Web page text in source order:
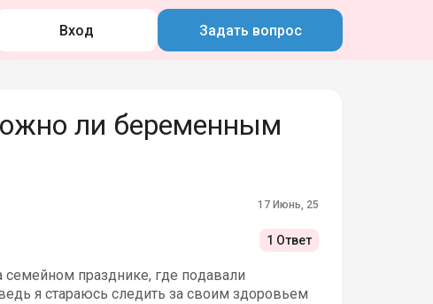
Вход Задать вопрос
ли беременным
17 Июнь, 25
1 Ответ
празднике, где подавали
я стараюсь следить за своим здоровьем